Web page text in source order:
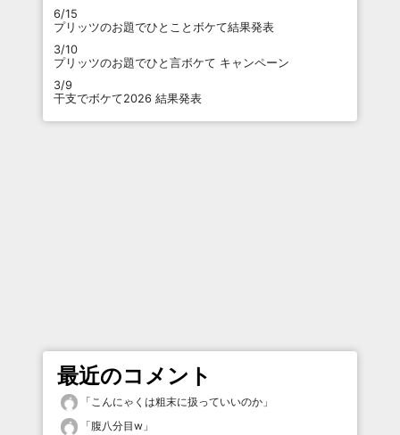
6/15
プリッツのお題でひとことボケて結果発表
3/10
プリッツのお題でひと言ボケて キャンペーン
3/9
干支でボケて2026 結果発表
最近のコメント
「こんにゃくは粗末に扱っていいのか 」
「腹八分目w 」